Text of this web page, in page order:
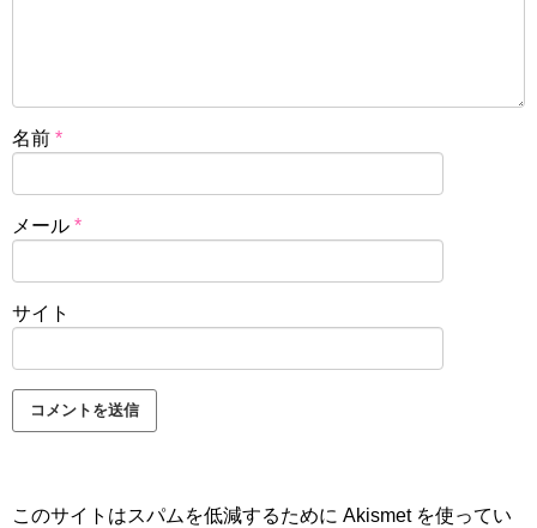
名前 *
メール *
サイト
このサイトはスパムを低減するために Akismet を使ってい